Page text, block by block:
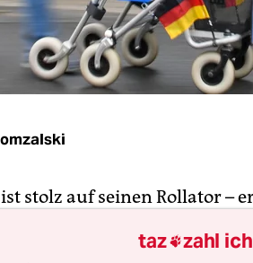
stolz auf seinen Rollator –
noch immer mittels
taz zahl ich